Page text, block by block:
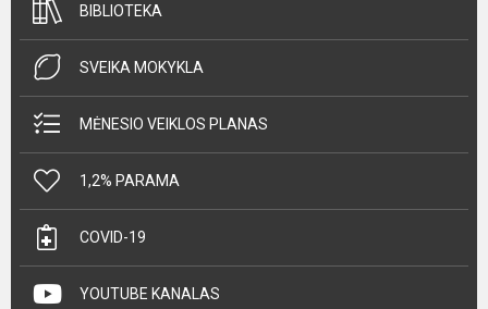
BIBLIOTEKA
SVEIKA MOKYKLA
MĖNESIO VEIKLOS PLANAS
1,2% PARAMA
COVID-19
YOUTUBE KANALAS